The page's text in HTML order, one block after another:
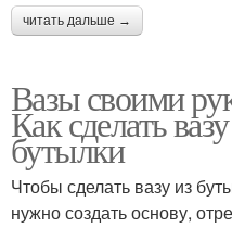
читать дальше →
Вазы своими
Как сделать
бутылки
Чтобы сделать вазу из
нужно создать основу,